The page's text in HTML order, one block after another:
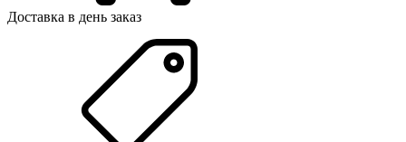
Доставка в день заказ